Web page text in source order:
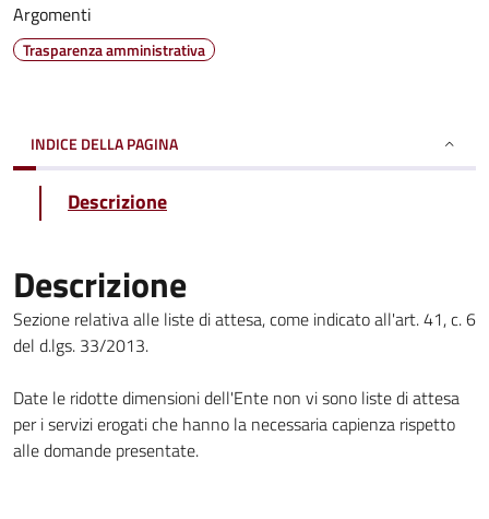
Argomenti
Trasparenza amministrativa
INDICE DELLA PAGINA
Descrizione
Descrizione
Sezione relativa alle liste di attesa, come indicato all'art. 41, c. 6
del d.lgs. 33/2013.
Date le ridotte dimensioni dell'Ente non vi sono liste di attesa
per i servizi erogati che hanno la necessaria capienza rispetto
alle domande presentate.